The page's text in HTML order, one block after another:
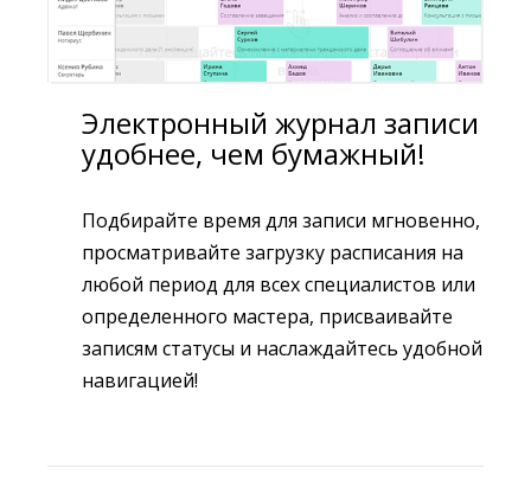
Электронный журнал записи
удобнее, чем бумажный!
Подбирайте время для записи мгновенно,
просматривайте загрузку расписания на
любой период для всех специалистов или
определенного мастера, присваивайте
записям статусы и наслаждайтесь удобной
навигацией!